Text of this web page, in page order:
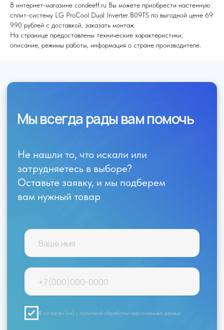
В интернет-магазине condeeff.ru Вы можете приобрести настенную
сплит-систему LG ProCool Dual Inverter B09TS по выгодной цене 69
990 рублей с доставкой, заказать монтаж.
На странице предоставлены технические характеристики,
описание, режимы работы, информация о стране производителе.
Я согласен (на) с политикой обработки персональных данных
Отправить